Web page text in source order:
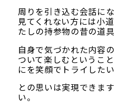
周りを引き込む会話に
見てくれない方には小
たしの持参物の昔の道具
自身で気づかれた内容
ついて楽しむというこ
にを笑顔でトライしたい
との思いは実現できま
い。